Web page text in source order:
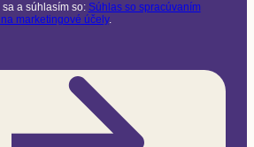
a súhlasím so: Súhlas so spracúvaním
marketingové účely.